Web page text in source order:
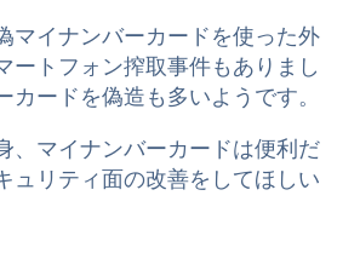
マイナンバーカードを使った外
ートフォン搾取事件もありまし
カードを偽造も多いようです。
、マイナンバーカードは便利だ
ュリティ面の改善をしてほしい